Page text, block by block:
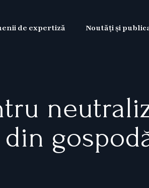
de expertiză Noutăți și